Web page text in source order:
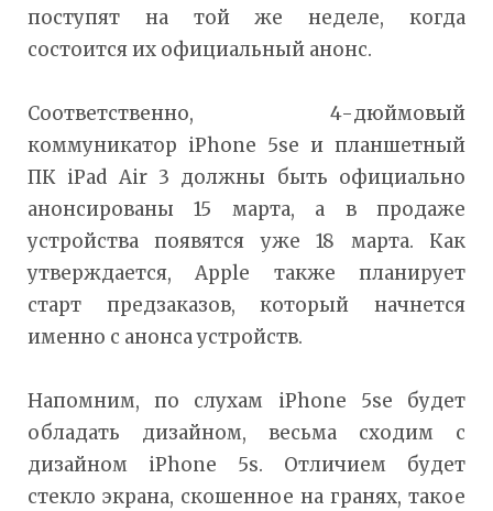
поступят на той же неделе, когда
состоится их официальный анонс.
Соответственно, 4-дюймовый
коммуникатор iPhone 5se и планшетный
ПК iPad Air 3 должны быть официально
анонсированы 15 марта, а в продаже
устройства появятся уже 18 марта. Как
утверждается, Apple также планирует
старт предзаказов, который начнется
именно с анонса устройств.
Напомним, по слухам iPhone 5se будет
обладать дизайном, весьма сходим с
дизайном iPhone 5s. Отличием будет
стекло экрана, скошенное на гранях, такое